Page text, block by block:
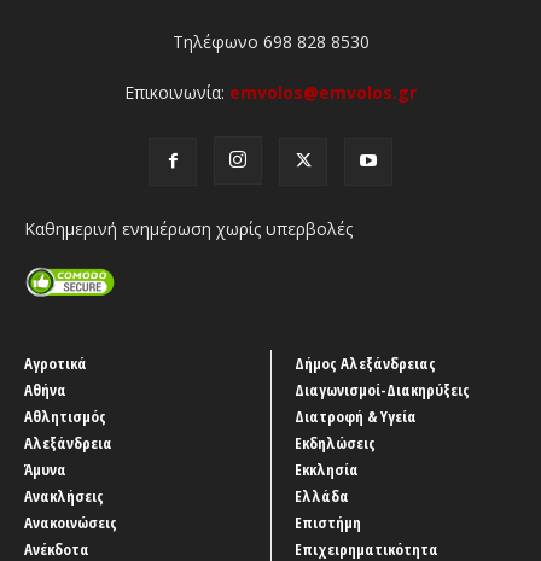
Τηλέφωνο 698 828 8530
Επικοινωνία: emvolos@emvolos.gr
Καθημερινή ενημέρωση χωρίς υπερβολές
Αγροτικά
Αθήνα
Αθλητισμός
Αλεξάνδρεια
Άμυνα
Ανακλήσεις
Ανακοινώσεις
Ανέκδοτα
Δήμος Αλεξάνδρειας
Διαγωνισμοί-Διακηρύξεις
Διατροφή & Υγεία
Εκδηλώσεις
Εκκλησία
Ελλάδα
Επιστήμη
Επιχειρηματικότητα